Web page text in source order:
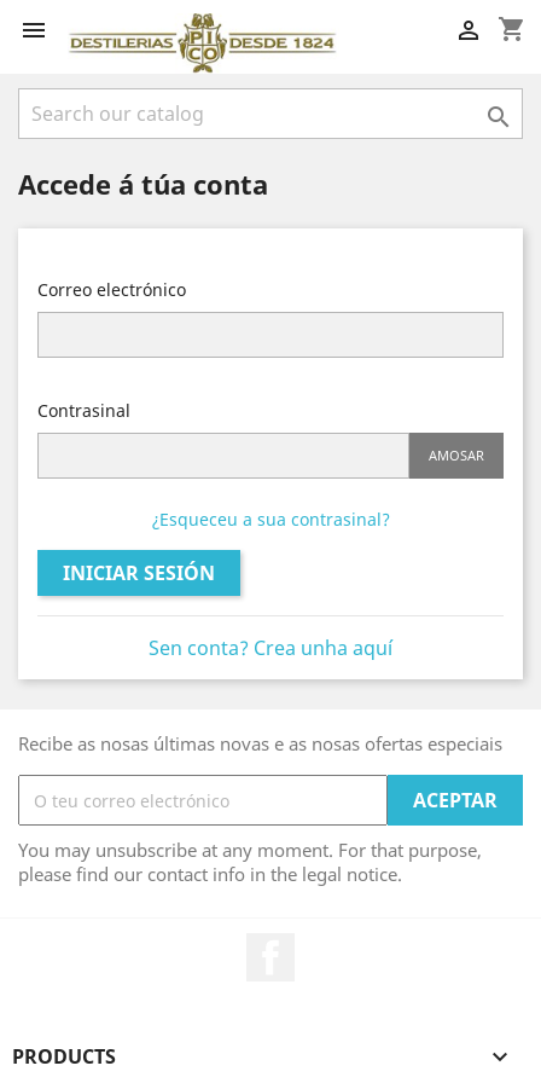
 shopping_cart


Accede á túa conta
Correo electrónico
Contrasinal
AMOSAR
¿Esqueceu a sua contrasinal?
INICIAR SESIÓN
Sen conta? Crea unha aquí
Recibe as nosas últimas novas e as nosas ofertas especiais
You may unsubscribe at any moment. For that purpose,
please find our contact info in the legal notice.
PRODUCTS 